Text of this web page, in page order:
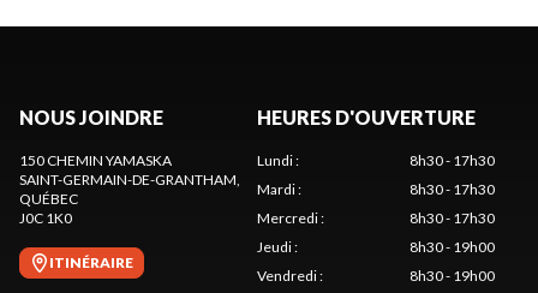
NOUS JOINDRE
150 CHEMIN YAMASKA
SAINT-GERMAIN-DE-GRANTHAM
QUÉBEC
J0C 1K0
ITINÉRAIRE
HEURES D'OUVERTURE
Lundi:
8h30 - 17h30
Mardi:
8h30 - 17h30
Mercredi:
8h30 - 17h30
Jeudi:
8h30 - 19h00
Vendredi:
8h30 - 19h00